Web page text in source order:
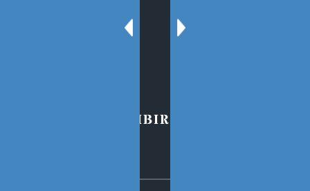
PARA SUSCRIBIRSE AL BLOG